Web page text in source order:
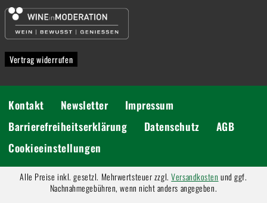
Vertrag widerrufen
Kontakt Newsletter
Impressum
Barrierefreiheitserklärung
Datenschutz
AGB
Cookieeinstellungen
Alle Preise inkl. gesetzl. Mehrwertsteuer zzgl.Versandkosten und ggf.
Nachnahmegebühren, wenn nicht anders angegeben.